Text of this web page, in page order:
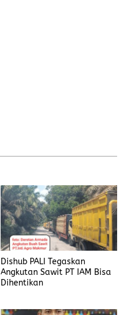
Dishub PALI Tegaskan
Angkutan Sawit PT IAM Bisa
Dihentikan